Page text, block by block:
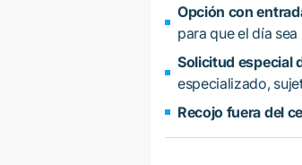
Opción con
para que el día
Solicitud especial
especializado,
Recojo fuera del